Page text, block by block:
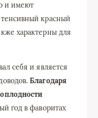
и имеют
красный
характерны для
себя и является
Благодаря
год в фаворитах